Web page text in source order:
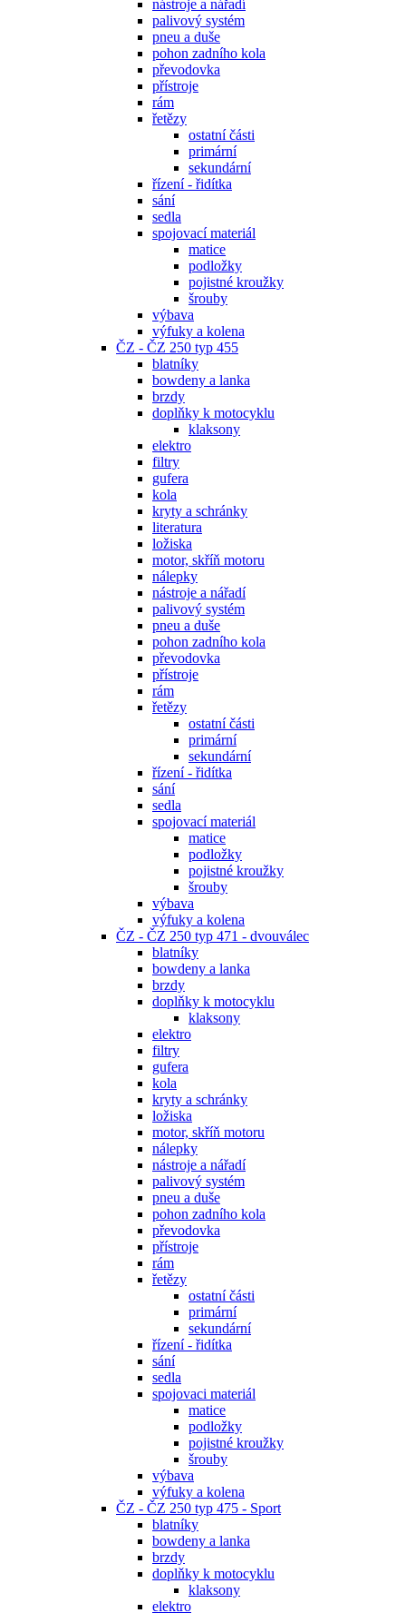
nástroje a nářadí
palivový systém
pneu a duše
pohon zadního kola
převodovka
přístroje
rám
řetězy
ostatní části
primární
sekundární
řízení - řidítka
sání
sedla
spojovací materiál
matice
podložky
pojistné kroužky
šrouby
výbava
výfuky a kolena
ČZ - ČZ 250 typ 455
blatníky
bowdeny a lanka
brzdy
doplňky k motocyklu
klaksony
elektro
filtry
gufera
kola
kryty a schránky
literatura
ložiska
motor, skříň motoru
nálepky
nástroje a nářadí
palivový systém
pneu a duše
pohon zadního kola
převodovka
přístroje
rám
řetězy
ostatní části
primární
sekundární
řízení - řidítka
sání
sedla
spojovací materiál
matice
podložky
pojistné kroužky
šrouby
výbava
výfuky a kolena
ČZ - ČZ 250 typ 471 - dvouválec
blatníky
bowdeny a lanka
brzdy
doplňky k motocyklu
klaksony
elektro
filtry
gufera
kola
kryty a schránky
ložiska
motor, skříň motoru
nálepky
nástroje a nářadí
palivový systém
pneu a duše
pohon zadního kola
převodovka
přístroje
rám
řetězy
ostatní části
primární
sekundární
řízení - řidítka
sání
sedla
spojovaci materiál
matice
podložky
pojistné kroužky
šrouby
výbava
výfuky a kolena
ČZ - ČZ 250 typ 475 - Sport
blatníky
bowdeny a lanka
brzdy
doplňky k motocyklu
klaksony
elektro